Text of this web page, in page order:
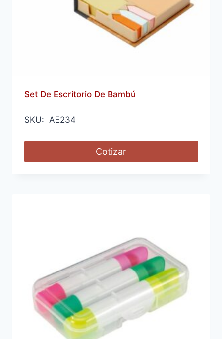
Set De Escritorio De Bambú
SKU: AE234
Cotizar